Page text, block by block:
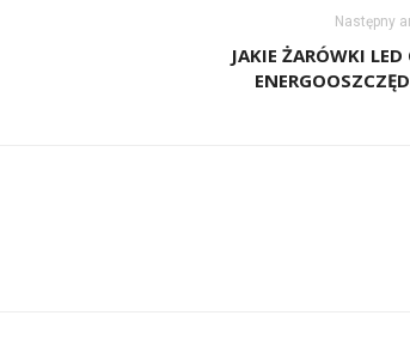
Następny
JAKIE ŻARÓWKI LED